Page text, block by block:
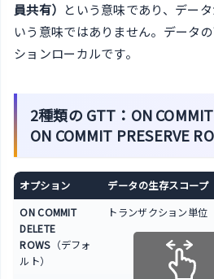
員共有） という意味であり、デー
いう意味ではありません。データ
ションローカルです。
2種類の GTT：ON
ON COMMIT PRESERVE
オプション データの生存スコープ
ON COMMIT
DELETE
ROWS （デフォ
ルト）
トランザクション単位